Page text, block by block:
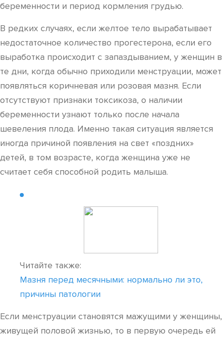
беременности и период кормления грудью.
В редких случаях, если желтое тело вырабатывает
недостаточное количество прогестерона, если его
выработка происходит с запаздыванием, у женщин в
те дни, когда обычно приходили менструации, может
появляться коричневая или розовая мазня. Если
отсутствуют признаки токсикоза, о наличии
беременности узнают только после начала
шевеления плода. Именно такая ситуация является
иногда причиной появления на свет «поздних»
детей, в том возрасте, когда женщина уже не
считает себя способной родить малыша.
Читайте также:
Мазня перед месячными: нормально ли это,
причины патологии
Если менструации становятся мажущими у женщины,
живущей половой жизнью, то в первую очередь ей